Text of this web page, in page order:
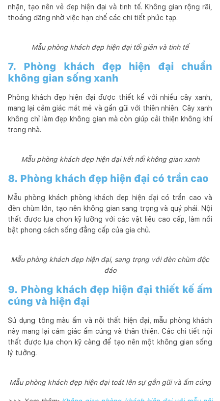
nhặn, tạo nên vẻ đẹp hiện đại và tinh tế. Không gian rộng rãi,
thoáng đãng nhờ việc hạn chế các chi tiết phức tạp.
Mẫu phòng khách đẹp hiện đại tối giản và tinh tế
7. Phòng khách đẹp hiện đại chuẩn
không gian sống xanh
Phòng khách đẹp hiện đại được thiết kế với nhiều cây xanh,
mang lại cảm giác mát mẻ và gần gũi với thiên nhiên. Cây xanh
không chỉ làm đẹp không gian mà còn giúp cải thiện không khí
trong nhà.
Mẫu phòng khách đẹp hiện đại kết nối không gian xanh
8. Phòng khách đẹp hiện đại có trần cao
Mẫu phòng khách phòng khách đẹp hiện đại có trần cao và
đèn chùm lớn, tạo nên không gian sang trọng và quý phái. Nội
thất được lựa chọn kỹ lưỡng với các vật liệu cao cấp, làm nổi
bật phong cách sống đẳng cấp của gia chủ.
Mẫu phòng khách đẹp hiện đại, sang trọng với đèn chùm độc
đáo
9. Phòng khách đẹp hiện đại thiết kế ấm
cúng và hiện đại
Sử dụng tông màu ấm và nội thất hiện đại, mẫu phòng khách
này mang lại cảm giác ấm cúng và thân thiện. Các chi tiết nội
thất được lựa chọn kỹ càng để tạo nên một không gian sống
lý tưởng.
Mẫu phòng khách đẹp hiện đại toát lên sự gần gũi và ấm cúng